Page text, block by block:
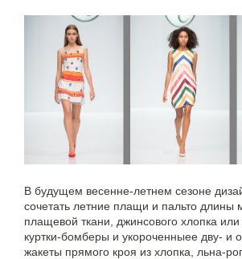
В будущем весенне-летнем сезоне
сочетать летние плащи и пальто длины
плащевой ткани, джинсового хлопка
куртки-бомберы и укороченныее дву- и
жакеты прямого кроя из хлопка, льна-